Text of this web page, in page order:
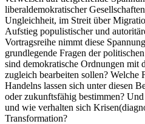
liberaldemokratischer
Ungleichheit, im Streit über
Aufstieg populistischer und
Vortragsreihe nimmt diese
grundlegende Fragen der
sind demokratische Ordnungen mit
zugleich bearbeiten sollen? Welche
Handelns lassen sich unter diesen
oder zukunftsfähig bestimmen?
und wie verhalten sich
Transformation?